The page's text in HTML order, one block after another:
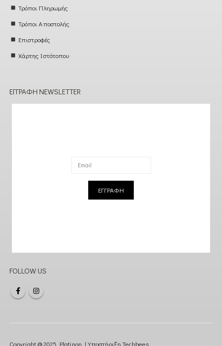
Τρόποι Πληρωμής
Τρόποι Αποστολής
Επιστροφές
Χάρτης Ιστότοπου
ΕΓΓΡΑΦΉ NEWSLETTER
ΕΓΓΡΑΦΗ
FOLLOW US
Copyright @ 2025 Platinon | Υποστήριξη Techbees